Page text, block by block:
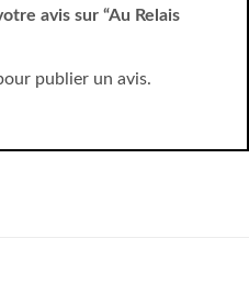
avis sur “Au Relais
publier un avis.